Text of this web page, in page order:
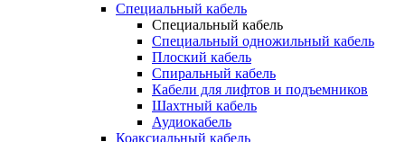
Специальный кабель
Специальный кабель
Специальный одножильный кабель
Плоский кабель
Спиральный кабель
Кабели для лифтов и подъемников
Шахтный кабель
Аудиокабель
Коаксиальный кабель